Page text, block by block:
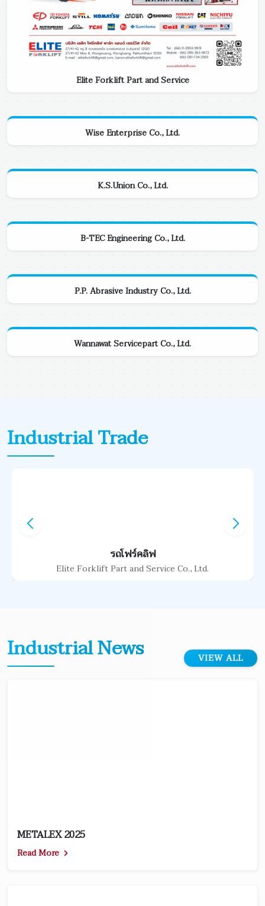
Elite Forklift Part and Service
Wise Enterprise Co., Ltd.
K.S.Union Co., Ltd.
B-TEC Engineering Co., Ltd.
P.P. Abrasive Industry Co., Ltd.
Wannawat Servicepart Co., Ltd.
Industrial Trade
รถโฟร์คลิฟ
Elite Forklift Part and Service Co., Ltd.
Industrial News VIEW ALL
METALEX 2025
Read More